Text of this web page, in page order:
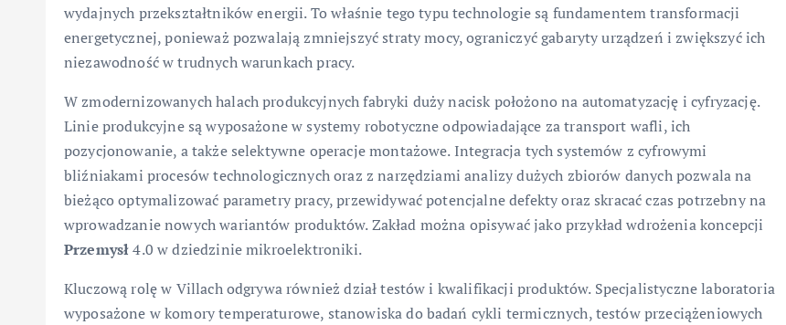
wydajnych przekształtników energii. To właśnie tego typu technologie są fundamentem transformacji
energetycznej, ponieważ pozwalają zmniejszyć straty mocy, ograniczyć gabaryty urządzeń i zwiększyć ich
niezawodność w trudnych warunkach pracy.
W zmodernizowanych halach produkcyjnych fabryki duży nacisk położono na automatyzację i cyfryzację.
Linie produkcyjne są wyposażone w systemy robotyczne odpowiadające za transport wafli, ich
pozycjonowanie, a także selektywne operacje montażowe. Integracja tych systemów z cyfrowymi
bliźniakami procesów technologicznych oraz z narzędziami analizy dużych zbiorów danych pozwala na
bieżąco optymalizować parametry pracy, przewidywać potencjalne defekty oraz skracać czas potrzebny na
wprowadzanie nowych wariantów produktów. Zakład można opisywać jako przykład wdrożenia koncepcji
Przemysł4.0 w dziedzinie mikroelektroniki.
Kluczową rolę w Villach odgrywa również dział testów i kwalifikacji produktów. Specjalistyczne laboratoria
wyposażone w komory temperaturowe, stanowiska do badań cykli termicznych, testów przeciążeniowych